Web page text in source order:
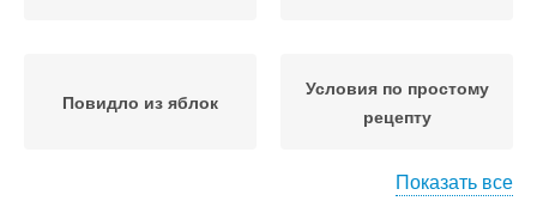
Повидло из яблок
Условия по простому
рецепту
Показать все